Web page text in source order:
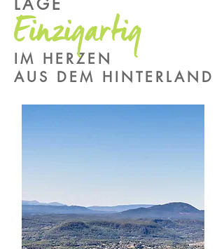
IM HERZEN
AUS DEM HINTERLAND
LAGE
Einzigartig